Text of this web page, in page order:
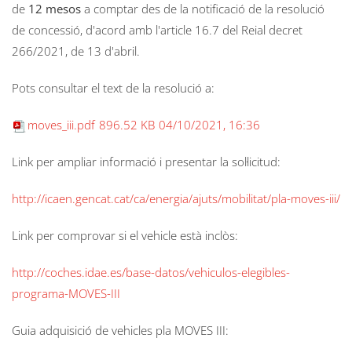
de 12 mesos a comptar des de la notificació de la resolució
de concessió, d'acord amb l'article 16.7 del Reial decret
266/2021, de 13 d'abril.
Pots consultar el text de la resolució a:
moves_iii.pdf 896.52 KB 04/10/2021, 16:36
Link per ampliar informació i presentar la sol·licitud:
http://icaen.gencat.cat/ca/energia/ajuts/mobilitat/pla-moves-iii/
Link per comprovar si el vehicle està inclòs:
http://coches.idae.es/base-datos/vehiculos-elegibles-
programa-MOVES-III
Guia adquisició de vehicles pla MOVES III: